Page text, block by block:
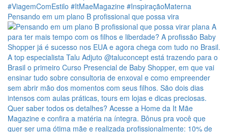
Pensando em um plano B profissional que possa vira